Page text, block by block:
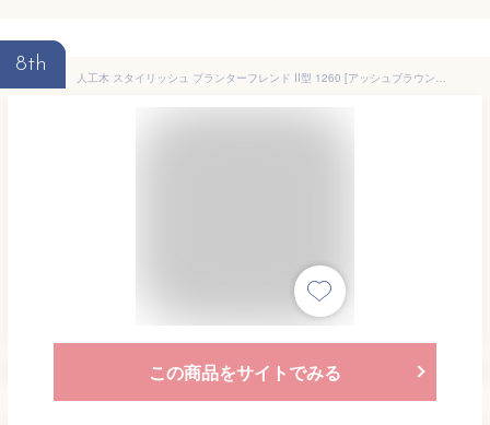
8th
人工木 スタイリッシュ プランターフレンド II型 1260 [アッシュブラウン] aks-38692 JJ PROHOME 人工木 組み立て式 フェンス 垣 目隠し 横長 鉢カバー
この商品をサイトでみる